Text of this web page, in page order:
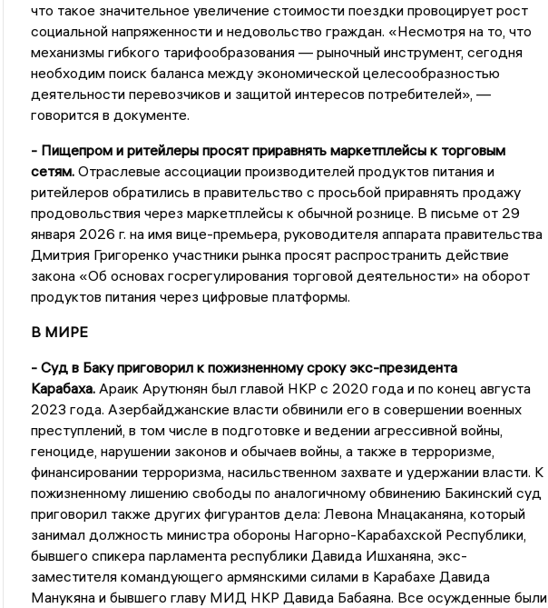
что такое значительное увеличение стоимости поездки провоцирует рост
социальной напряженности и недовольство граждан. «Несмотря на то, что
механизмы гибкого тарифообразования — рыночный инструмент, сегодня
необходим поиск баланса между экономической целесообразностью
деятельности перевозчиков и защитой интересов потребителей», —
говорится в документе.
- Пищепром и ритейлеры просят приравнять маркетплейсы к торговым
сетям.Отраслевые ассоциации производителей продуктов питания и
ритейлеров обратились в правительство с просьбой приравнять продажу
продовольствия через маркетплейсы к обычной рознице. В письме от 29
января 2026 г. на имя вице-премьера, руководителя аппарата правительства
Дмитрия Григоренко участники рынка просят распространить действие
закона «Об основах госрегулирования торговой деятельности» на оборот
продуктов питания через цифровые платформы.
В МИРЕ
- Суд в Баку приговорил к пожизненному сроку экс-президента
Карабаха.Араик Арутюнян был главой НКР с 2020 года и по конец августа
2023 года. Азербайджанские власти обвинили его в совершении военных
преступлений, в том числе в подготовке и ведении агрессивной войны,
геноциде, нарушении законов и обычаев войны, а также в терроризме,
финансировании терроризма, насильственном захвате и удержании власти. К
пожизненному лишению свободы по аналогичному обвинению Бакинский суд
приговорил также других фигурантов дела: Левона Мнацаканяна, который
занимал должность министра обороны Нагорно-Карабахской Республики,
бывшего спикера парламента республики Давида Ишханяна, экс-
заместителя командующего армянскими силами в Карабахе Давида
Манукяна и бывшего главу МИД НКР Давида Бабаяна. Все осужденные были